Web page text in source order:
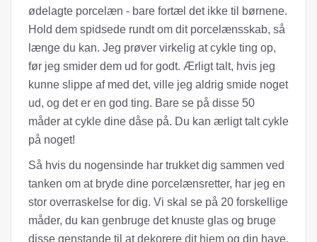
ødelagte porcelæn - bare fortæl det ikke til børnene.
Hold dem spidsede rundt om dit porcelænsskab, så
længe du kan. Jeg prøver virkelig at cykle ting op,
før jeg smider dem ud for godt. Ærligt talt, hvis jeg
kunne slippe af med det, ville jeg aldrig smide noget
ud, og det er en god ting. Bare se på disse 50
måder at cykle dine dåse på. Du kan ærligt talt cykle
på noget!
Så hvis du nogensinde har trukket dig sammen ved
tanken om at bryde dine porcelænsretter, har jeg en
stor overraskelse for dig. Vi skal se på 20 forskellige
måder, du kan genbruge det knuste glas og bruge
disse genstande til at dekorere dit hjem og din have.